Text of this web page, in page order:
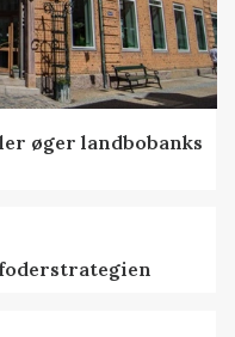
øger landbobanks